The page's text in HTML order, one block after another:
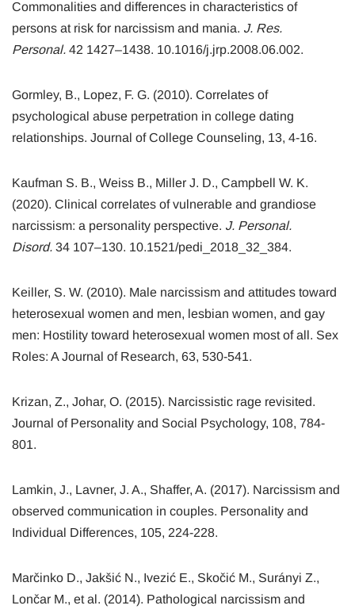
Commonalities and differences in characteristics of
persons at risk for narcissism and mania. J. Res.
Personal. 42 1427–1438. 10.1016/j.jrp.2008.06.002.
Gormley, B., Lopez, F. G. (2010). Correlates of
psychological abuse perpetration in college dating
relationships. Journal of College Counseling, 13, 4-16.
Kaufman S. B., Weiss B., Miller J. D., Campbell W. K.
(2020). Clinical correlates of vulnerable and grandiose
narcissism: a personality perspective. J. Personal.
Disord. 34 107–130. 10.1521/pedi_2018_32_384.
Keiller, S. W. (2010). Male narcissism and attitudes toward
heterosexual women and men, lesbian women, and gay
men: Hostility toward heterosexual women most of all. Sex
Roles: A Journal of Research, 63, 530-541.
Krizan, Z., Johar, O. (2015). Narcissistic rage revisited.
Journal of Personality and Social Psychology, 108, 784-
801.
Lamkin, J., Lavner, J. A., Shaffer, A. (2017). Narcissism and
observed communication in couples. Personality and
Individual Differences, 105, 224-228.
Marčinko D., Jakšić N., Ivezić E., Skočić M., Surányi Z.,
Lončar M., et al. (2014). Pathological narcissism and